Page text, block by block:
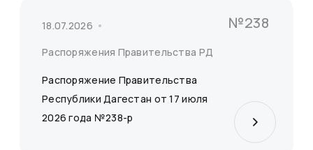
18.07.2026
Распоряжения Правительства РД
№238
Распоряжение Правительства
Республики Дагестан от 17 июля
2026 года №238-р